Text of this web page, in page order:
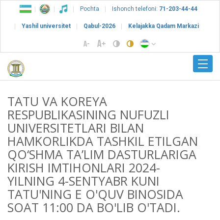
Pochta Ishonch telefoni: 71-203-44-44
Yashil universitet Qabul-2026 Kelajakka Qadam Markazi
TATU VA KOREYA
RESPUBLIKASINING NUFUZLI
UNIVERSITETLARI BILAN
HAMKORLIKDA TASHKIL ETILGAN
QO‘SHMA TA’LIM DASTURLARIGA
KIRISH IMTIHONLARI 2024-
YILNING 4-SENTYABR KUNI
TATU'NING E O'QUV BINOSIDA
SOAT 11:00 DA BO'LIB O'TADI.